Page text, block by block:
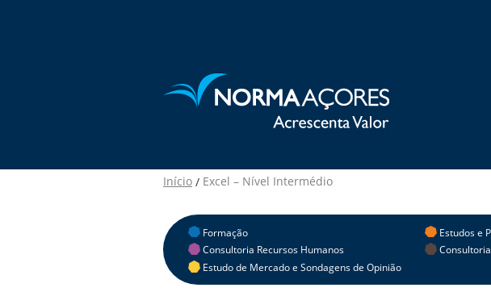
Início / Excel – Nível Intermédio
Formação
Consultoria Recursos Humanos
Estudos e
Estudo de Mercado e Sondagens de Opinião